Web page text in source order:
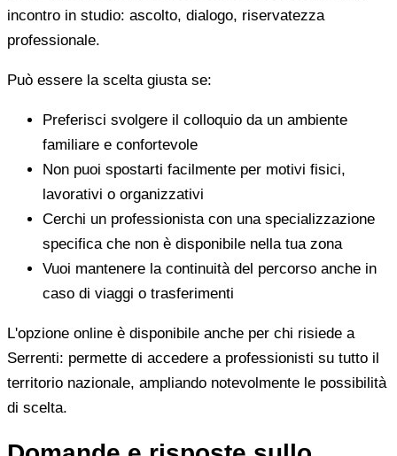
incontro in studio: ascolto, dialogo, riservatezza
professionale.
Può essere la scelta giusta se:
Preferisci svolgere il colloquio da un ambiente
familiare e confortevole
Non puoi spostarti facilmente per motivi fisici,
lavorativi o organizzativi
Cerchi un professionista con una specializzazione
specifica che non è disponibile nella tua zona
Vuoi mantenere la continuità del percorso anche in
caso di viaggi o trasferimenti
L'opzione online è disponibile anche per chi risiede a
Serrenti: permette di accedere a professionisti su tutto il
territorio nazionale, ampliando notevolmente le possibilità
di scelta.